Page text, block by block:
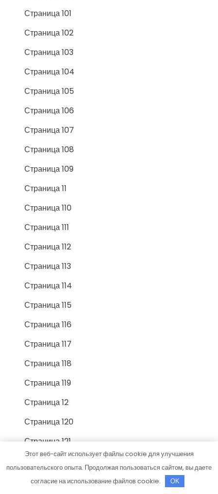
Страница 101
Страница 102
Страница 103
Страница 104
Страница 105
Страница 106
Страница 107
Страница 108
Страница 109
Страница 11
Страница 110
Страница 111
Страница 112
Страница 113
Страница 114
Страница 115
Страница 116
Страница 117
Страница 118
Страница 119
Страница 12
Страница 120
Страница 121
Страница 123
Этот веб-сайт использует файлы cookie для улучшения
пользовательского опыта. Продолжая пользоваться сайтом, вы даете
согласие на использование файлов cookie.
OK